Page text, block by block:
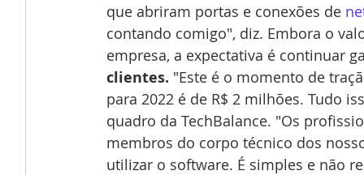
que abriram portas e conexões de
contando comigo", diz. Embora o
empresa, a expectativa é continuar
clientes. "Este é o momento de
para 2022 é de R$ 2 milhões. Tudo
quadro da TechBalance. "Os
membros do corpo técnico dos
utilizar o software. É simples e não